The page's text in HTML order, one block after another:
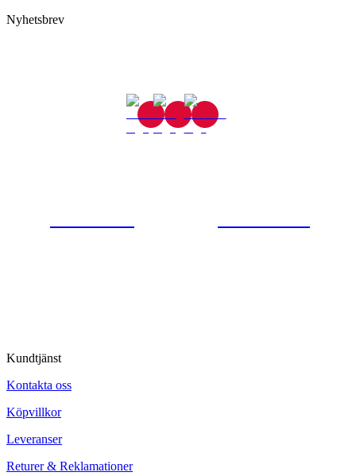
Nyhetsbrev
Kundtjänst
Kontakta oss
Köpvillkor
Leveranser
Returer & Reklamationer